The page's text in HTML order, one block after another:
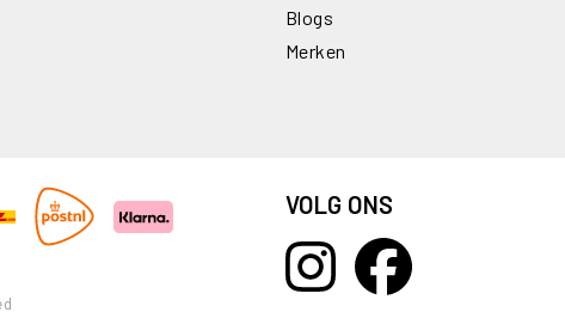
Blogs
Merken
VOLG ONS